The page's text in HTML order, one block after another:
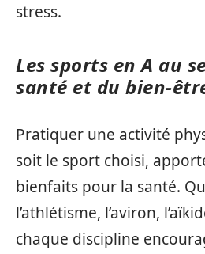
stress.
Les sports en A au
santé et du bien-
Pratiquer une activité
soit le sport choisi,
bienfaits pour la santé.
l’athlétisme, l’aviron,
chaque discipline